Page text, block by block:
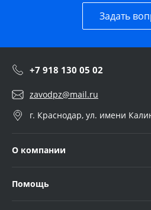
Задать
+7 918 130 05 02
zavodpz@mail.ru
г. Краснодар, ул. имени
О компании
Помощь